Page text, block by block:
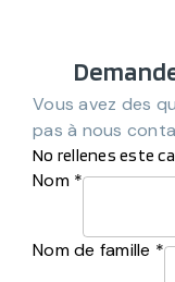
Vous avez des
pas à nous
No rellenes este
Nom *
Nom de famille *